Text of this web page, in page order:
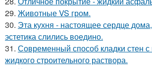
29. Животные VS гром.
30. Эта кухня - настоящее сердце
эстетика слились воедино.
31. Современный способ кладки стен
жидкого строительного раствора.